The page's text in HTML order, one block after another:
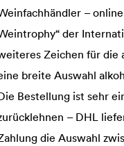
–
der
Zeichen für die
breite Auswahl
Bestellung ist sehr
– DHL
die Auswahl